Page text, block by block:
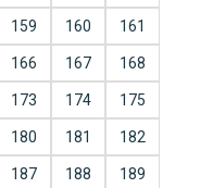
159 160 161
166 167 168
173 174 175
180 181 182
187 188 189